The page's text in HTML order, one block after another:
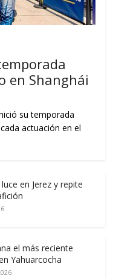
en Shanghái
su temporada
actuación en el
en Jerez y repite
el más reciente
Yahuarcocha